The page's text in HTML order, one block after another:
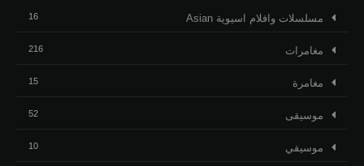
مسلسلات وافلام اسيوية Asian 16
مغامرات 216
مغامرة 15
موسيقى 52
موسيقي 10